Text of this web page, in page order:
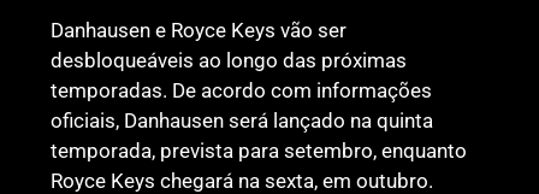
Danhausen e Royce Keys vão ser
desbloqueáveis ao longo das próximas
temporadas. De acordo com informações
oficiais, Danhausen será lançado na quinta
temporada, prevista para setembro, enquanto
Royce Keys chegará na sexta, em outubro.